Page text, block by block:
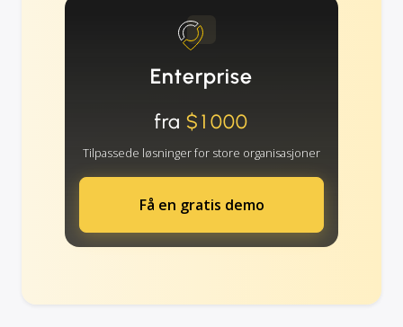
Enterprise
fra $1000
Tilpassede løsninger for store organisasjoner
Få en gratis demo